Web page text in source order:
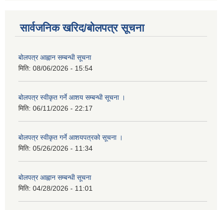
सार्वजनिक खरिद/बोलपत्र सूचना
बोलपत्र आह्वान सम्बन्धी सूचना
मिति: 08/06/2026 - 15:54
बोलपत्र स्वीकृत गर्ने आशय सम्बन्धी सूचना ।
मिति: 06/11/2026 - 22:17
बोलपत्र स्वीकृत गर्ने आशयपत्रको सूचना ।
मिति: 05/26/2026 - 11:34
बोलपत्र आह्वान सम्बन्धी सूचना
मिति: 04/28/2026 - 11:01